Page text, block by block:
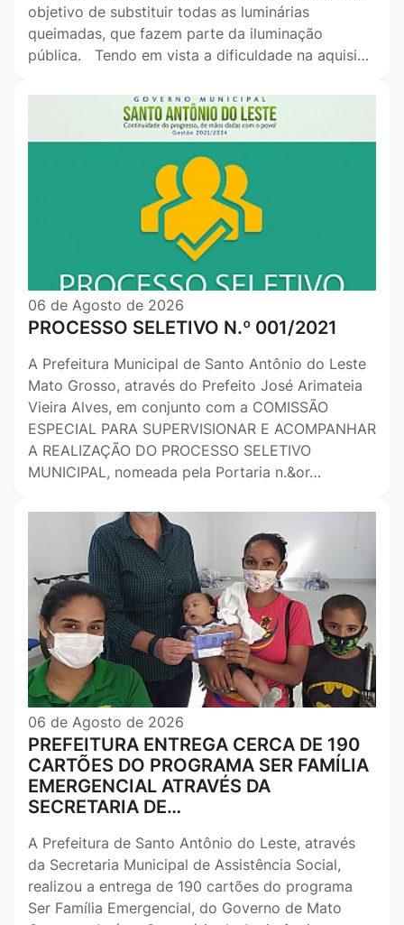
objetivo de substituir todas as luminárias
queimadas, que fazem parte da iluminação
pública. Tendo em vista a dificuldade na aquisi…
06 de Agosto de 2026
PROCESSO SELETIVO N.º 001/2021
A Prefeitura Municipal de Santo Antônio do Leste
Mato Grosso, através do Prefeito José Arimateia
Vieira Alves, em conjunto com a COMISSÃO
ESPECIAL PARA SUPERVISIONAR E ACOMPANHAR
A REALIZAÇÃO DO PROCESSO SELETIVO
MUNICIPAL, nomeada pela Portaria n.&or…
06 de Agosto de 2026
PREFEITURA ENTREGA CERCA DE 190
CARTÕES DO PROGRAMA SER FAMÍLIA
EMERGENCIAL ATRAVÉS DA
SECRETARIA DE…
A Prefeitura de Santo Antônio do Leste, através
da Secretaria Municipal de Assistência Social,
realizou a entrega de 190 cartões do programa
Ser Família Emergencial, do Governo de Mato